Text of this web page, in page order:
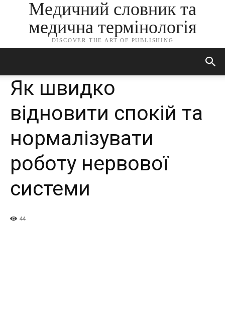
Медичний словник та
медична термінологія
DISCOVER THE ART OF PUBLISHING
Як швидко
відновити спокій та
нормалізувати
роботу нервової
системи
44